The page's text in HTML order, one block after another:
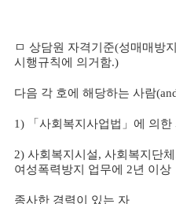
ㅁ 상담원 자격기준(성매매방
시행규칙에 의거함.)
다음 각 호에 해당하는 사람
1) 「 사회복지사업법 」 에 의한
2) 사회복지시설, 사회복지단
여성폭력방지 업무에 2년 이상
종사한 경력이 있는 자